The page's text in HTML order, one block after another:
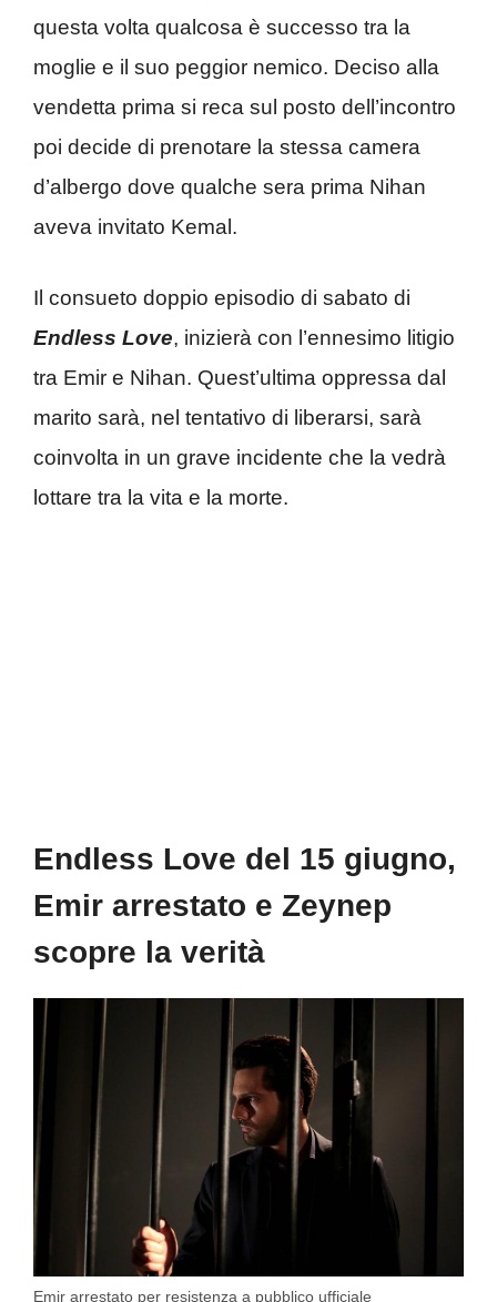
questa volta qualcosa è successo tra la
moglie e il suo peggior nemico. Deciso alla
vendetta prima si reca sul posto dell’incontro
poi decide di prenotare la stessa camera
d’albergo dove qualche sera prima Nihan
aveva invitato Kemal.
Il consueto doppio episodio di sabato di
Endless Love, inizierà con l’ennesimo litigio
tra Emir e Nihan. Quest’ultima oppressa dal
marito sarà, nel tentativo di liberarsi, sarà
coinvolta in un grave incidente che la vedrà
lottare tra la vita e la morte.
Endless Love del 15 giugno,
Emir arrestato e Zeynep
scopre la verità
Emir arrestato per resistenza a pubblico ufficiale